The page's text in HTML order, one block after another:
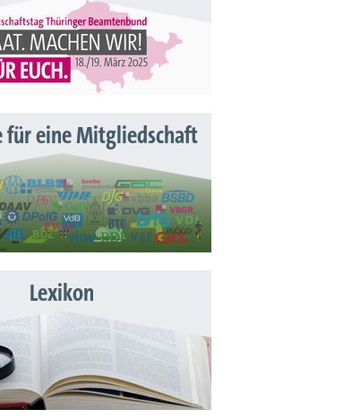
für eine Mitgliedschaft
Lexikon